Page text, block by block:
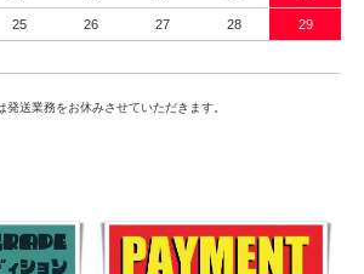
25 26 27 28 29
発送業務をお休みさせていただきます。